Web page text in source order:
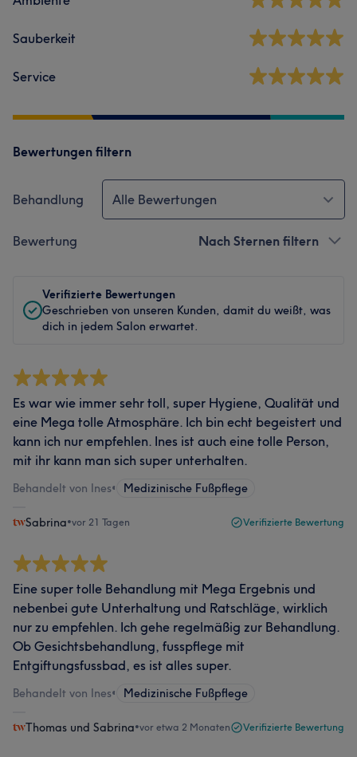
Sauberkeit
Service
Bewertungen filtern
Behandlung Alle Bewertungen
Bewertung Nach Sternen filtern
Verifizierte Bewertungen
Geschrieben von unseren Kunden, damit du weißt, was
dich in jedem Salon erwartet.
Es war wie immer sehr toll, super Hygiene, Qualität und
eine Mega tolle Atmosphäre. Ich bin echt begeistert und
kann ich nur empfehlen. Ines ist auch eine tolle Person,
mit ihr kann man sich super unterhalten.
Behandelt von Ines• Medizinische Fußpflege
Sabrina•vor 21 Tagen Verifizierte Bewertung
Eine super tolle Behandlung mit Mega Ergebnis und
nebenbei gute Unterhaltung und Ratschläge, wirklich
nur zu empfehlen. Ich gehe regelmäßig zur Behandlung.
Ob Gesichtsbehandlung, fusspflege mit
Entgiftungsfussbad, es ist alles super.
Behandelt von Ines• Medizinische Fußpflege
Thomas und Sabrina•vor etwa 2 Monaten Verifizierte Bewertung